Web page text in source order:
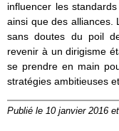
influencer les
ainsi que des alliances.
sans doutes du poil
revenir à un dirigisme
se prendre en main
stratégies ambitieuses
Publié le 10 janvier 2016